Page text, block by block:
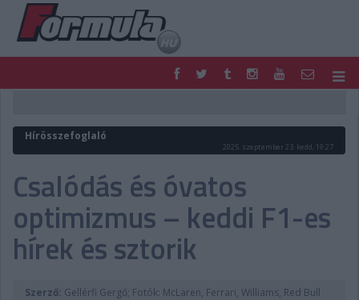
FORMULA
MOTOR
PODCAST
SHOP
TIPPJÁTÉK
DIGITÁLIS MAGAZIN
PONTÁLLÁSOK
VERSENYNAPTÁRAK
Hírösszefoglaló
2025. szeptember 23. kedd, 19:27
Csalódás és óvatos
optimizmus – keddi F1-es
hírek és sztorik
Szerző: Gellérfi Gergő; Fotók: McLaren, Ferrari, Williams, Red Bull